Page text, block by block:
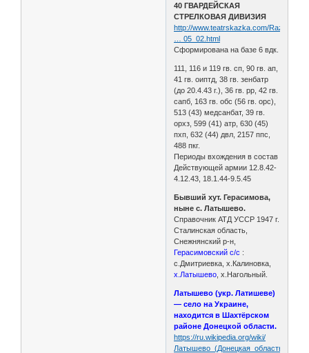
40 ГВАРДЕЙСКАЯ
СТРЕЛКОВАЯ ДИВИЗИЯ
http://www.teatrskazka.com/Raznoe/
… 05_02.html
Сформирована на базе 6 вдк.
111, 116 и 119 гв. сп, 90 гв. ап,
41 гв. оиптд, 38 гв. зенбатр
(до 20.4.43 г.), 36 гв. рр, 42 гв.
сапб, 163 гв. обс (56 гв. орс),
513 (43) медсанбат, 39 гв.
орхз, 599 (41) атр, 630 (45)
пхп, 632 (44) двл, 2157 ппс,
488 пкг.
Периоды вхождения в состав
Действующей армии 12.8.42-
4.12.43, 18.1.44-9.5.45
Бывший хут. Герасимова,
ныне с. Латышево.
Справочник АТД УССР 1947 г.
Сталинская область,
Снежнянский р-н,
Герасимовский с/с :
с.Дмитриевка, х.Калиновка,
х.Латышево , х.Нагольный.
Латышево (укр. Латишеве)
— село на Украине,
находится в Шахтёрском
районе Донецкой области.
https://ru.wikipedia.org/wiki/
Латышево_(Донецкая_область)